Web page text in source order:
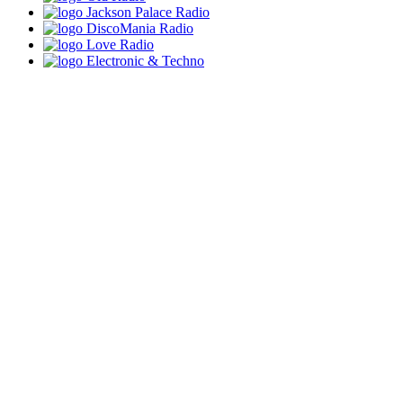
Jackson Palace Radio
DiscoMania Radio
Love Radio
Electronic & Techno